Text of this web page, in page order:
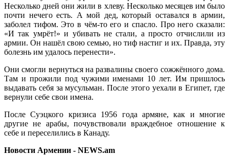
Несколько дней они жили в хлеву. Несколько месяцев им было
почти нечего есть. А мой дед, который оставался в армии,
заболел тифом. Это в чём-то его и спасло. Про него сказали:
«И так умрёт!» и убивать не стали, а просто отчислили из
армии. Он нашёл свою семью, но тиф настиг и их. Правда, эту
болезнь им удалось перенести».
Они смогли вернуться на развалины своего сожжённого дома.
Там и прожили под чужими именами 10 лет. Им пришлось
выдавать себя за мусульман. После этого уехали в Египет, где
вернули себе свои имена.
После Суэцкого кризиса 1956 года армяне, как и многие
другие не арабы, почувствовали враждебное отношение к
себе и переселились в Канаду.
Новости Армении - NEWS.am